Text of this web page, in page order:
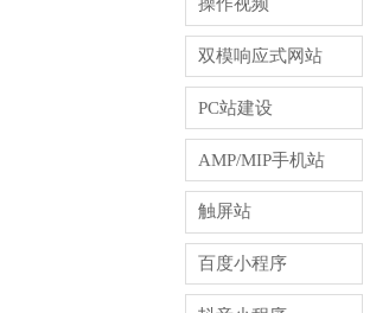
操作视频
双模响应式网站
PC站建设
AMP/MIP手机站
触屏站
百度小程序